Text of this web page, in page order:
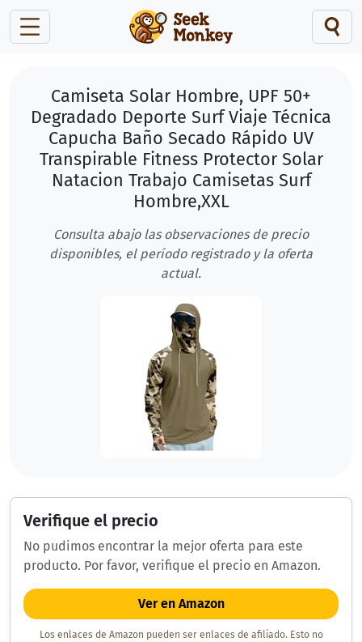
Camiseta Solar Hombre, UPF 50+
Degradado Deporte Surf Viaje Técnica
Capucha Baño Secado Rápido UV
Transpirable Fitness Protector Solar
Natacion Trabajo Camisetas Surf
Hombre,XXL
Consulta abajo las observaciones de precio
disponibles, el período registrado y la oferta
actual.
Verifique el precio
No pudimos encontrar la mejor oferta para este
producto. Por favor, verifique el precio en Amazon.
Ver en Amazon
Los enlaces de Amazon pueden ser enlaces de afiliado. Esto no